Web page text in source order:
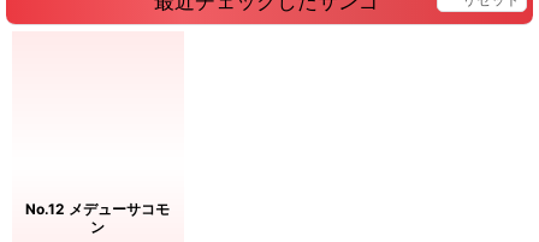
No.12 メデューサコモ
ン